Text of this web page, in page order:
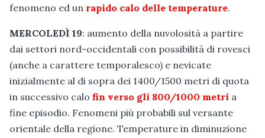
fenomeno ed un rapido calo delle temperature.
MERCOLEDÌ 19: aumento della nuvolosità a partire
dai settori nord-occidentali con possibilità di rovesci
(anche a carattere temporalesco) e nevicate
inizialmente al di sopra dei 1400/1500 metri di quota
in successivo calo fin verso gli 800/1000 metri a
fine episodio. Fenomeni più probabili sul versante
orientale della regione. Temperature in diminuzione